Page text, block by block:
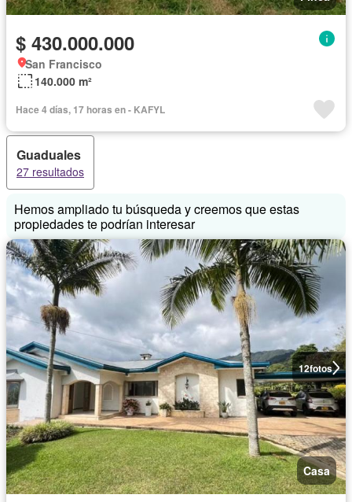
$ 430.000.000
San Francisco
140.000 m²
Hace 4 días, 17 horas en - KAFYL
Guaduales
27 resultados
Hemos ampliado tu búsqueda y creemos que estas
propiedades te podrían interesar
12fotos
Casa